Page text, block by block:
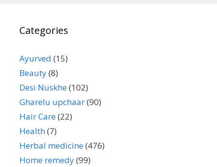
Categories
Ayurved (15)
Beauty(8)
Desi Nuskhe(102)
Gharelu upchaar(90)
Hair Care(22)
Health(7)
Herbal medicine(476)
Home remedy(99)